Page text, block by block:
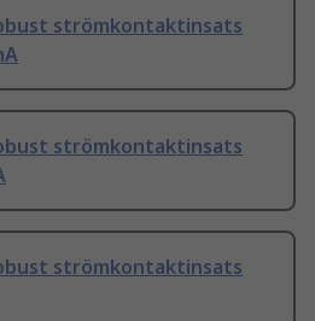
strömkontaktinsats
strömkontaktinsats
strömkontaktinsats